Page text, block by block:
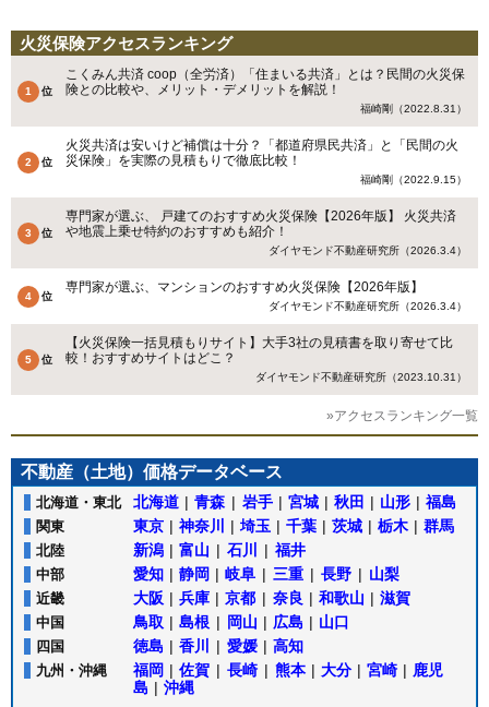
火災保険アクセスランキング
こくみん共済 coop（全労済）「住まいる共済」とは？民間の火災保
険との比較や、メリット・デメリットを解説！
福崎剛（2022.8.31）
火災共済は安いけど補償は十分？「都道府県民共済」と「民間の火
災保険」を実際の見積もりで徹底比較！
福崎剛（2022.9.15）
専門家が選ぶ、 戸建てのおすすめ火災保険【2026年版】 火災共済
や地震上乗せ特約のおすすめも紹介！
ダイヤモンド不動産研究所（2026.3.4）
専門家が選ぶ、マンションのおすすめ火災保険【2026年版】
ダイヤモンド不動産研究所（2026.3.4）
【火災保険一括見積もりサイト】大手3社の見積書を取り寄せて比
較！おすすめサイトはどこ？
ダイヤモンド不動産研究所（2023.10.31）
»アクセスランキング一覧
不動産（土地）価格データベース
北海道・東北 北海道 | 青森 | 岩手 | 宮城 | 秋田 | 山形 | 福島
関東 東京 | 神奈川 | 埼玉 | 千葉 | 茨城 | 栃木 | 群馬
北陸 新潟 | 富山 | 石川 | 福井
中部 愛知 | 静岡 | 岐阜 | 三重 | 長野 | 山梨
近畿 大阪 | 兵庫 | 京都 | 奈良 | 和歌山 | 滋賀
中国 鳥取 | 島根 | 岡山 | 広島 | 山口
四国 徳島 | 香川 | 愛媛 | 高知
九州・沖縄 福岡 | 佐賀 | 長崎 | 熊本 | 大分 | 宮崎 | 鹿児
島 | 沖縄